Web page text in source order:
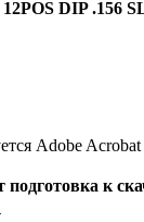
DIP .156
Adobe Acrobat
подготовка к